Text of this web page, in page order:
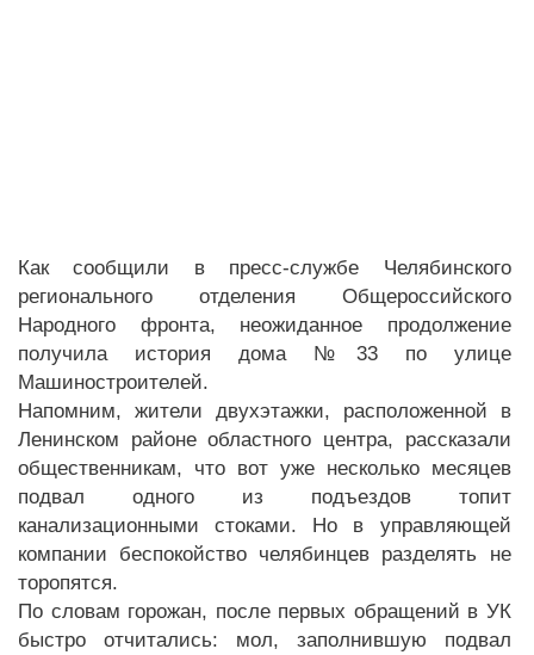
Как сообщили в пресс-службе Челябинского
регионального отделения Общероссийского
Народного фронта, неожиданное продолжение
получила история дома №33 по улице
Машиностроителей.
Напомним, жители двухэтажки, расположенной в
Ленинском районе областного центра, рассказали
общественникам, что вот уже несколько месяцев
подвал одного из подъездов топит
канализационными стоками. Но в управляющей
компании беспокойство челябинцев разделять не
торопятся.
По словам горожан, после первых обращений в УК
быстро отчитались: мол, заполнившую подвал